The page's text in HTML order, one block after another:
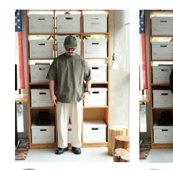
性別
MENS LADIES
カテゴリ
サイズ